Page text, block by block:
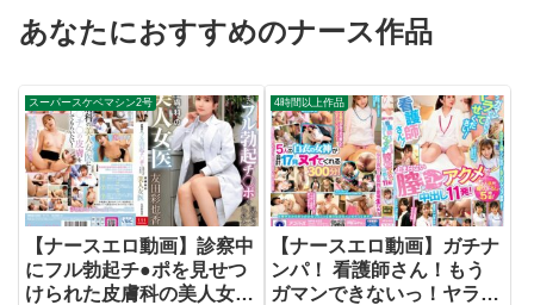
あなたにおすすめのナース作品
スーパースケベマシン2号
【ナースエロ動画】診察中
にフル勃起チ●ポを見せつ
けられた皮膚科の美人女医
4時間以上作品
【ナースエロ動画】ガチナ
ンパ！ 看護師さん！もう
ガマンできないっ！ヤラせ